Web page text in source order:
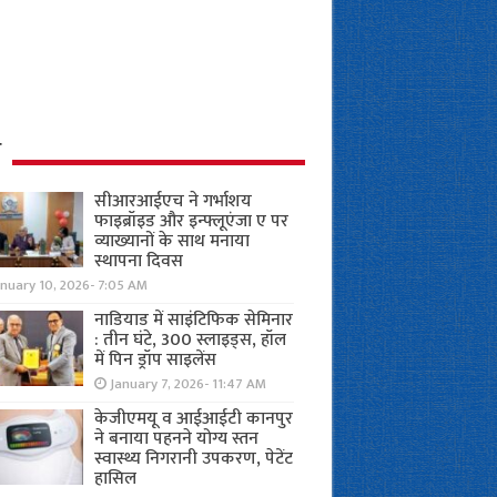
सीआरआईएच ने गर्भाशय
फाइब्रॉइड और इन्फ्लूएंजा ए पर
व्याख्यानों के साथ मनाया
स्थापना दिवस
10, 2026- 7:05 AM
नाडियाड में साइंटिफिक सेमिनार
: तीन घंटे, 300 स्लाइड्स, हॉल
में पिन ड्रॉप साइलेंस
January 7, 2026- 11:47 AM
केजीएमयू व आईआईटी कानपुर
ने बनाया पहनने योग्य स्तन
स्वास्थ्य निगरानी उपकरण, पेटेंट
हासिल